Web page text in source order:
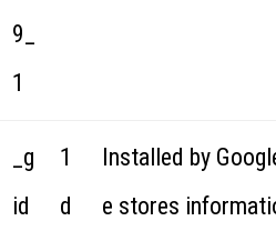
9_
1
_g
id
1
d
Installed by
e stores